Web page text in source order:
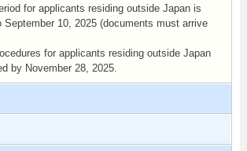
for applicants residing outside Japan is
September 10, 2025 (documents must arrive
for applicants residing outside Japan
by November 28, 2025.